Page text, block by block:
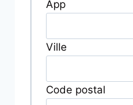
App
Ville
Code postal